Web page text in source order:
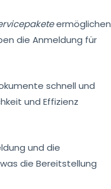
ermöglichen
die Anmeldung für
schnell und
und Effizienz
und die
die Bereitstellung